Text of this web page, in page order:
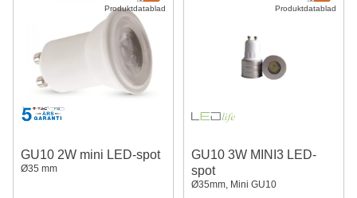
Produktdatablad
GU10 2W mini LED-spot
Ø35 mm
Produktdatablad
GU10 3W MINI3 LED-
spot
Ø35mm, Mini GU10